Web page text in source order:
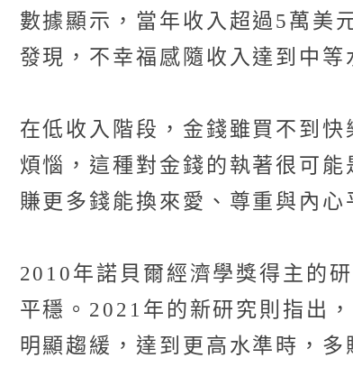
數據顯示，當年收入超過5萬美
發現，不幸福感隨收入達到中
在低收入階段，金錢雖買不到
煩惱，這種對金錢的執著很可
賺更多錢能換來愛、尊重與內心
2010年諾貝爾經濟學獎得主的
平穩。2021年的新研究則指出
明顯趨緩，達到更高水準時，